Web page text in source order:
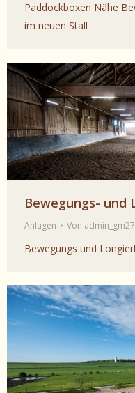
Paddockboxen Nähe
im neuen Stall
Bewegungs- und
Anlagen Von
Bewegungs und